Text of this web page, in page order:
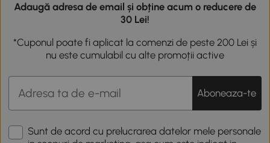
Adaugă adresa de email și obține acum o reducere de
30 Lei!
*Cuponul poate fi aplicat la comenzi de peste 200 Lei și
nu este cumulabil cu alte promoții active
Aboneaza-te
Sunt de acord cu prelucrarea datelor mele personale